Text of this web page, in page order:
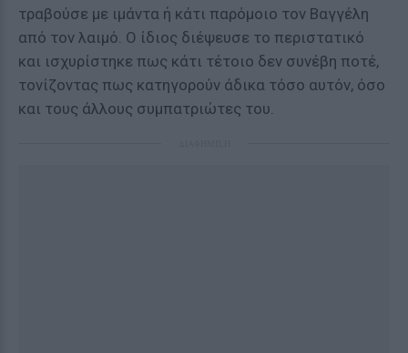
τραβούσε με ιμάντα ή κάτι παρόμοιο τον Βαγγέλη
από τον λαιμό. Ο ίδιος διέψευσε το περιστατικό
και ισχυρίστηκε πως κάτι τέτοιο δεν συνέβη ποτέ,
τονίζοντας πως κατηγορούν άδικα τόσο αυτόν, όσο
και τους άλλους συμπατριώτες του.